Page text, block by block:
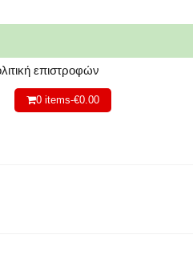
επιστροφών
0 items-€0.00